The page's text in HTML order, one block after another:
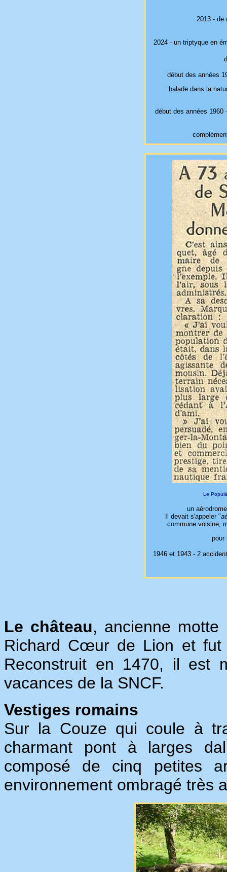
2013 - de
2024 - un triptyqueen
début des années
balade dans la
début des années
Le
un
Il devait s'appeler "
commune voisine,
pour
1946 et 1943 - 2
Le château, ancienne motte
Richard Cœur de Lion et
Reconstruit en 1470, il est
vacances de la SNCF.
Vestiges romains
Sur la Couze qui coule à
charmant pont à larges
composé de cinq petites
environnement ombragé très